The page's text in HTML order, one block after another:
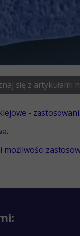
się z artykułami
-
możliwości